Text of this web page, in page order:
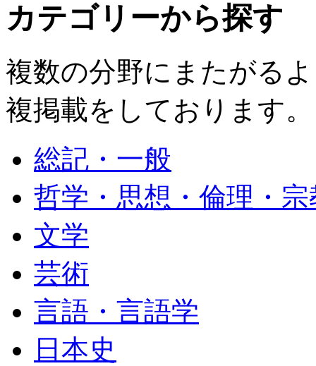
カテゴリーから探す
複数の分野にまたがる
複掲載をしております。
総記・一般
哲学・思想・倫理・宗
文学
芸術
言語・言語学
日本史